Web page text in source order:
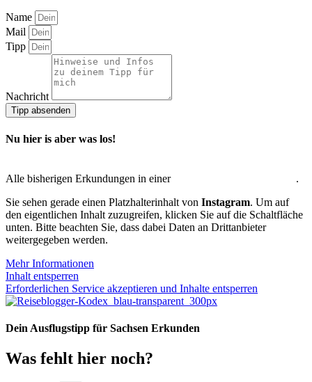
Name
Mail
Tipp
Nachricht
Tipp absenden
Nu hier is aber was los!
Alle bisherigen Erkundungen in einer
.
Sie sehen gerade einen Platzhalterinhalt von Instagram. Um auf
den eigentlichen Inhalt zuzugreifen, klicken Sie auf die Schaltfläche
unten. Bitte beachten Sie, dass dabei Daten an Drittanbieter
weitergegeben werden.
Mehr Informationen
Inhalt entsperren
Erforderlichen Service akzeptieren und Inhalte entsperren
Dein Ausflugstipp für Sachsen Erkunden
Was fehlt hier noch?